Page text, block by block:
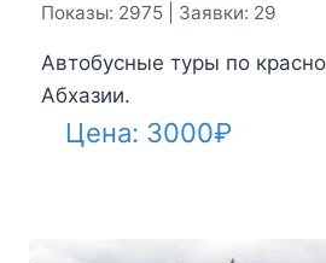
Показы: 2975 | Заявки: 29
Автобусные туры по
Абхазии.
Цена: 3000₽